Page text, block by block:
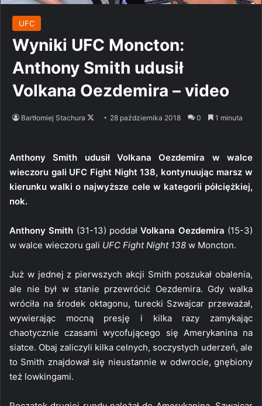
UFC
Wyniki UFC Moncton:
Anthony Smith udusił
Volkana Oezdemira – video
Bartłomiej Stachura
Follow28 października 2018 0 1 minuta
Anthony Smith udusił Volkana Oezdemira w walce
wieczoru gali UFC Fight Night 138, kontynuując marsz w
kierunku walki o najwyższe cele w kategorii półciężkiej,
nok.
Anthony Smith (31-13) poddałVolkana Oezdemira (15-3)
w walce wieczoru gali UFC Fight Night 138 w Moncton.
Już w jednej z pierwszych akcji Smith poszukał obalenia,
ale nie był w stanie przewrócić Oezdemira. Gdy walka
wróciła na środek oktagonu, turecki Szwajcar przeważał,
wywierając mocną presję i kilka razy zamykając
chaotycznie czasami wycofującego się Amerykanina na
siatce. Obaj zaliczyli kilka celnych, soczystych uderzeń, ale
to Smith znajdował się nieustannie w odwrocie, gnębiony
też lowkingami.